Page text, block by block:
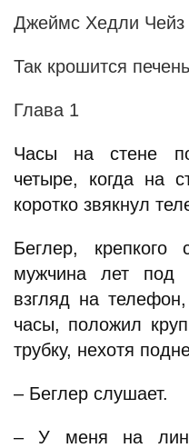
Джеймс Хедли Чейз
Так крошится
Глава 1
Часы на стене
четыре, когда на
коротко звякнул
Беглер, крепкого
мужчина лет под
взгляд на
часы, положил
трубку, нехотя
– Беглер слушает.
– У меня на